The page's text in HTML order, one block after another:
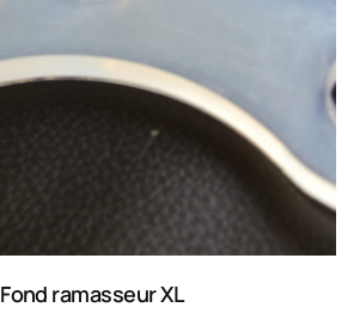
Fond ramasseur XL